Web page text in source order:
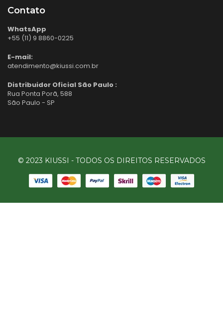
Contato
WhatsApp
+55 (11) 9 8860-0225
E-mail:
atendimento@kiussi.com.br
Distribuidor Oficial São Paulo :
Rua Ponta Porã, 588
São Paulo - SP
© 2023 KIUSSI - TODOS OS DIREITOS RESERVADOS